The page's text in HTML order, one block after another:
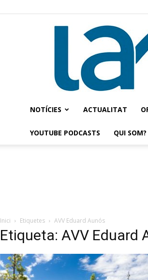
NOTÍCIES ACTUALITAT
YOUTUBE PODCASTS QUI SOM?
Inici Etiquetes AVV Eduard Aunós
Etiqueta: AVV Eduard